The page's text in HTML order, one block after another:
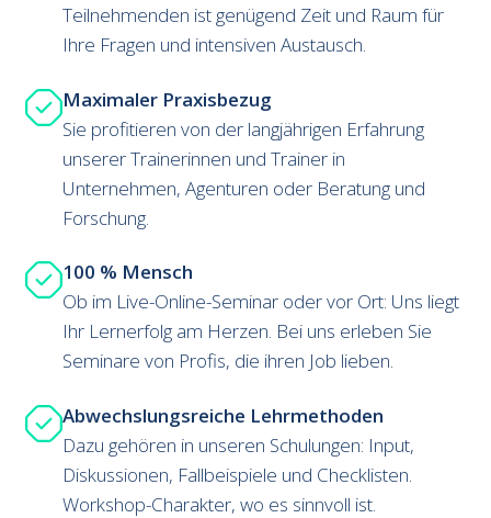
Teilnehmenden ist genügend Zeit und Raum für
Ihre Fragen und intensiven Austausch.
Maximaler Praxisbezug
Sie profitieren von der langjährigen Erfahrung
unserer Trainerinnen und Trainer in
Unternehmen, Agenturen oder Beratung und
Forschung.
100 % Mensch
Ob im Live-Online-Seminar oder vor Ort: Uns liegt
Ihr Lernerfolg am Herzen. Bei uns erleben Sie
Seminare von Profis, die ihren Job lieben.
Abwechslungsreiche Lehrmethoden
Dazu gehören in unseren Schulungen: Input,
Diskussionen, Fallbeispiele und Checklisten.
Workshop-Charakter, wo es sinnvoll ist.